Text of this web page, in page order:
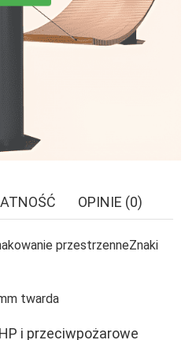
OPINIE (0)
przestrzenneZnaki
twarda
i przeciwpożarowe